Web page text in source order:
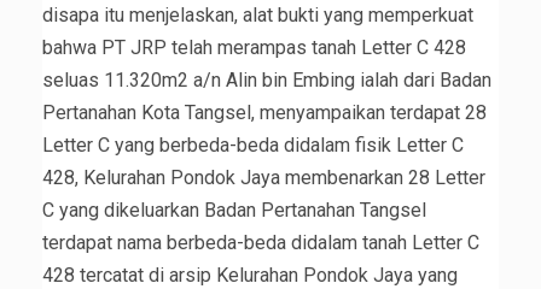
disapa itu menjelaskan, alat bukti yang memperkuat
bahwa PT JRP telah merampas tanah Letter C 428
seluas 11.320m2 a/n Alin bin Embing ialah dari Badan
Pertanahan Kota Tangsel, menyampaikan terdapat 28
Letter C yang berbeda-beda didalam fisik Letter C
428, Kelurahan Pondok Jaya membenarkan 28 Letter
C yang dikeluarkan Badan Pertanahan Tangsel
terdapat nama berbeda-beda didalam tanah Letter C
428 tercatat di arsip Kelurahan Pondok Jaya yang